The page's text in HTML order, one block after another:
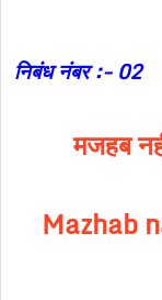
निबंध नंबर :- 02
मजहब
Mazhab